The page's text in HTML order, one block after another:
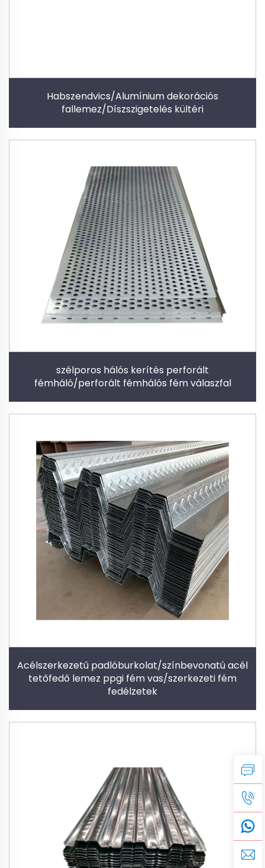
Habszendvics/Alumínium dekorációs
fallemez/Díszszigetelés kültéri
szélporos hálós kerítés perforált
fémháló/perforált fémhálós fém válaszfal
Acélszerkezetű padlóburkolat/színbevonatú acél
tetőfedő lemez ppgi fém vas/szerkezeti fém
fedélzetek